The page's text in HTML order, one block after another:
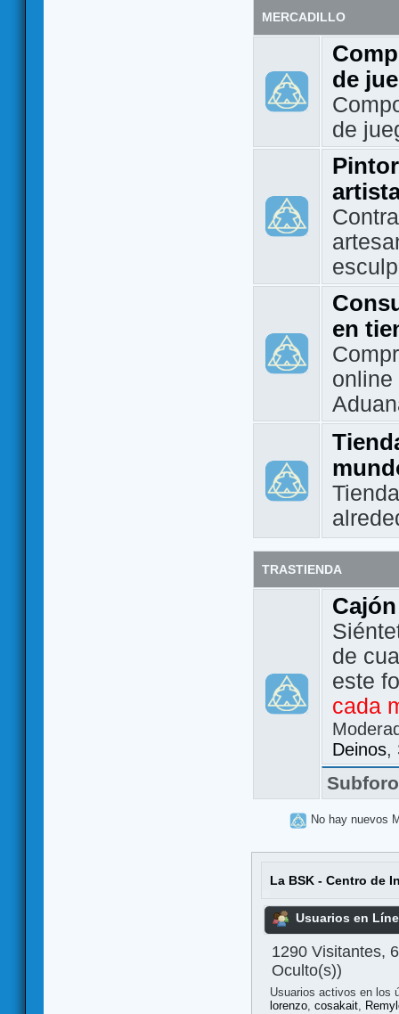
MERCADILLO
de
de
en
TRASTIENDA
de
este
cada
Deinos,
No hay nuevos
La BSK - Centro de
Usuarios en
1290 Visitantes,
Oculto(s))
Usuarios activos en los
lorenzo, cosakait,